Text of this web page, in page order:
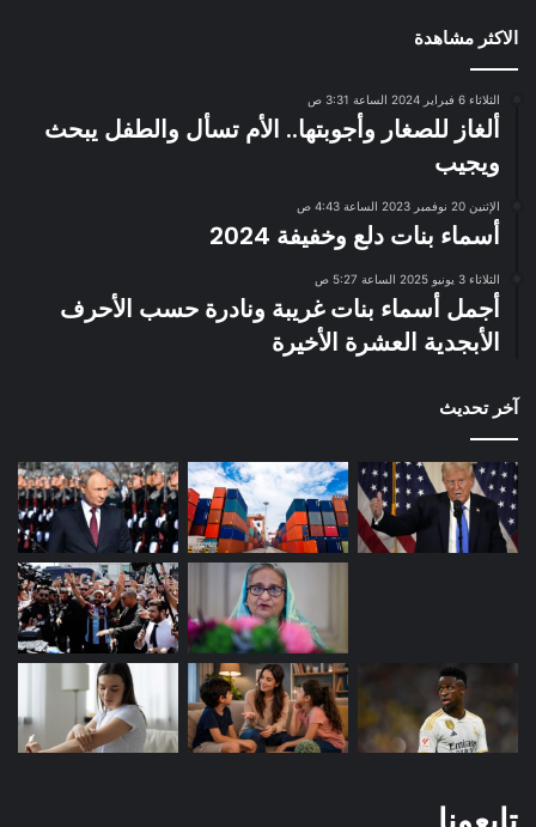
الاكثر مشاهدة
الثلاثاء 6 فبراير 2024 الساعة 3:31 ص
ألغاز للصغار وأجوبتها.. الأم تسأل والطفل يبحث
ويجيب
الإثنين 20 نوفمبر 2023 الساعة 4:43 ص
أسماء بنات دلع وخفيفة 2024
الثلاثاء 3 يونيو 2025 الساعة 5:27 ص
أجمل أسماء بنات غريبة ونادرة حسب الأحرف
الأبجدية العشرة الأخيرة
آخر تحديث